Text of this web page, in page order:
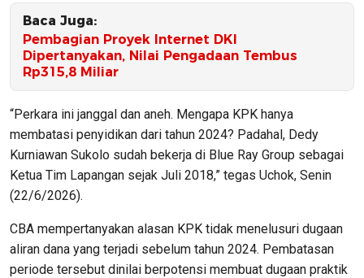
Baca Juga:
Pembagian Proyek Internet DKI
Dipertanyakan, Nilai Pengadaan Tembus
Rp315,8 Miliar
“Perkara ini janggal dan aneh. Mengapa KPK hanya
membatasi penyidikan dari tahun 2024? Padahal, Dedy
Kurniawan Sukolo sudah bekerja di Blue Ray Group sebagai
Ketua Tim Lapangan sejak Juli 2018,” tegas Uchok, Senin
(22/6/2026).
CBA mempertanyakan alasan KPK tidak menelusuri dugaan
aliran dana yang terjadi sebelum tahun 2024. Pembatasan
periode tersebut dinilai berpotensi membuat dugaan praktik